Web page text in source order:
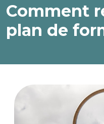
Comment
plan de